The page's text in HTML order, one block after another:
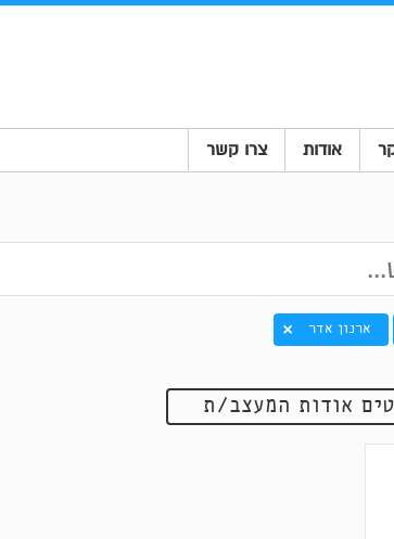
אודות צרו קשר
ארנון אדר
אודות המעצב/ת